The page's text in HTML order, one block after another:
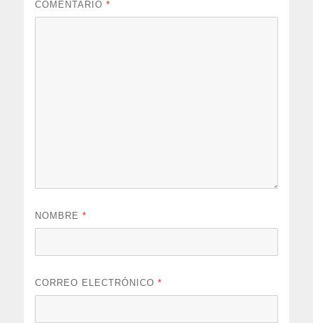
COMENTARIO*
NOMBRE*
CORREO ELECTRÓNICO*